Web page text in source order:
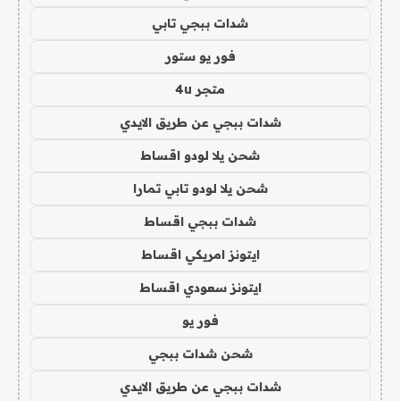
شدات ببجي تابي
فور يو ستور
متجر 4u
شدات ببجي عن طريق الايدي
شحن يلا لودو اقساط
شحن يلا لودو تابي تمارا
شدات ببجي اقساط
ايتونز امريكي اقساط
ايتونز سعودي اقساط
فور يو
شحن شدات ببجي
شدات ببجي عن طريق الايدي